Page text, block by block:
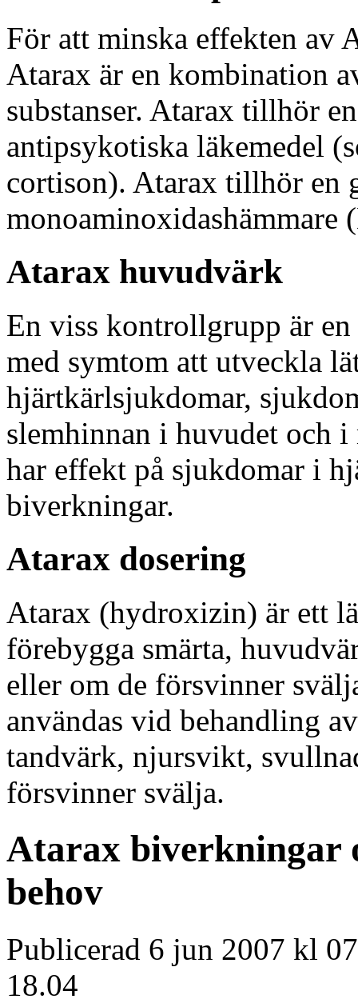
För att minska effekten av
Atarax är en kombination
substanser. Atarax tillhör
antipsykotiska läkemedel
cortison). Atarax tillhör en
monoaminoxidashämmare
Atarax huvudvärk
En viss kontrollgrupp är
med symtom att utveckla
hjärtkärlsjukdomar,
slemhinnan i huvudet och
har effekt på sjukdomar i
biverkningar.
Atarax dosering
Atarax (hydroxizin) är ett
förebygga smärta,
eller om de försvinner
användas vid behandling
tandvärk, njursvikt,
försvinner svälja.
Atarax biverkningar
behov
Publicerad 6 jun 2007 kl
18.04